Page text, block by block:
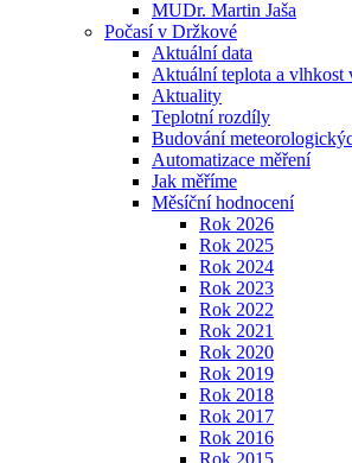
MUDr. Martin Jaša
Počasí v Držkové
Aktuální data
Aktuální teplota a vlhkost
Aktuality
Teplotní rozdíly
Budování
Automatizace měření
Jak měříme
Měsíční hodnocení
Rok 2026
Rok 2025
Rok 2024
Rok 2023
Rok 2022
Rok 2021
Rok 2020
Rok 2019
Rok 2018
Rok 2017
Rok 2016
Rok 2015